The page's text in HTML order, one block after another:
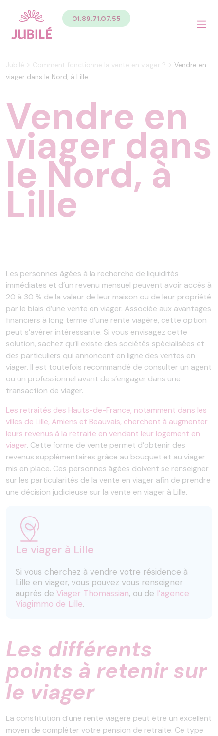
Contenu
Sommaire du contenu de la page
Menu
Pied de page
Menu principal Pied de page
Menu secondaire Pied de page
01.89.71.07.55
Jubilé Comment fonctionne la vente en viager ?
Vendre en
viager dans le Nord, à Lille
Vendre en
viager dans
le Nord, à
Lille
Les personnes âgées à la recherche de liquidités
immédiates et d’un revenu mensuel peuvent avoir accès à
20 à 30 % de la valeur de leur maison ou de leur propriété
par le biais d’une vente en viager. Associée aux avantages
financiers à long terme d’une rente viagère, cette option
peut s’avérer intéressante. Si vous envisagez cette
solution, sachez qu’il existe des sociétés spécialisées et
des particuliers qui annoncent en ligne des ventes en
viager. Il est toutefois recommandé de consulter un agent
ou un professionnel avant de s’engager dans une
transaction de viager.
Les retraités des Hauts-de-France, notamment dans les
villes de Lille, Amiens et Beauvais, cherchent à augmenter
leurs revenus à la retraite en vendant leur logement en
viager. Cette forme de vente permet d’obtenir des
revenus supplémentaires grâce au bouquet et au viager
mis en place. Ces personnes âgées doivent se renseigner
sur les particularités de la vente en viager afin de prendre
une décision judicieuse sur la vente en viager à Lille.
Le viager à Lille
Si vous cherchez à vendre votre résidence à
Lille en viager, vous pouvez vous renseigner
auprès de Viager Thomassian, ou de l’agence
Viagimmo de Lille.
Les différents
points à retenir sur
le viager
La constitution d’une rente viagère peut être un excellent
moyen de compléter votre pension de retraite. Ce type